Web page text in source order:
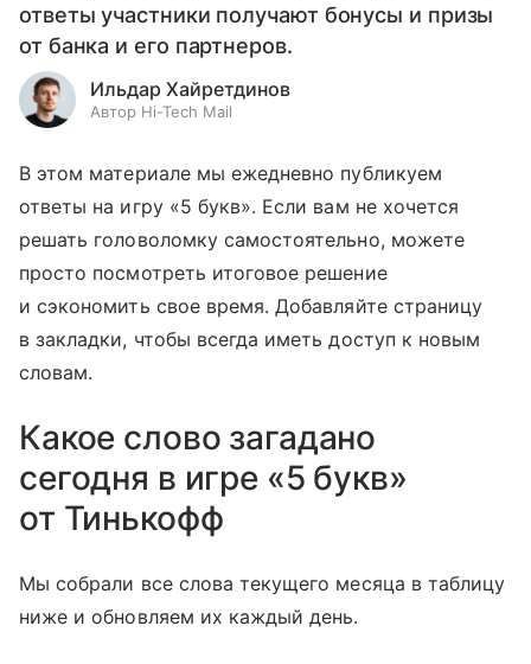
ответы участники получают бонусы и призы
от банка и его партнеров.
Ильдар Хайретдинов
Автор Hi-Tech Mail
В этом материале мы ежедневно публикуем
ответы на игру «5 букв». Если вам не хочется
решать головоломку самостоятельно, можете
просто посмотреть итоговое решение
и сэкономить свое время. Добавляйте страницу
в закладки, чтобы всегда иметь доступ к новым
словам.
Какое слово загадано
сегодня в игре «5 букв»
от Тинькофф
Мы собрали все слова текущего месяца в таблицу
ниже и обновляем их каждый день.